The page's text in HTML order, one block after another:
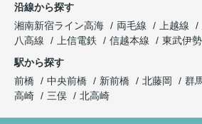
沿線から探す
湘南新宿ライン高海
両毛線 上越線
八高線
上信電鉄 信越本線 東武伊
駅から探す
前橋
中央前橋 新前橋 北藤岡 群
高崎
三俣 北高崎